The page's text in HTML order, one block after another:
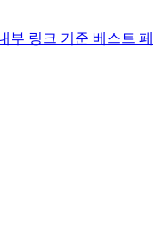
부 링크 기준 베스트 페